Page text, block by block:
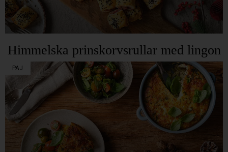
Himmelska prinskorvsrullar med lingon
PAJ